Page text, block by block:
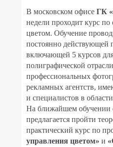
В московском офисе ГК
недели проходит курс по
цветом. Обучение
постоянно действующей
включающей 5 курсов
полиграфической
профессиональных
рекламных агентств,
и специалистов в
На ближайшем обучении
предлагается пройти
практический курс по
управления цветом» и